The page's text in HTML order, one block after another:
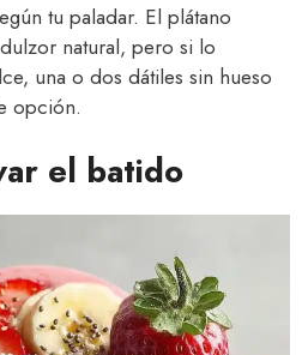
tu paladar. El plátano
natural, pero si lo
una o dos dátiles sin hueso
opción.
el batido